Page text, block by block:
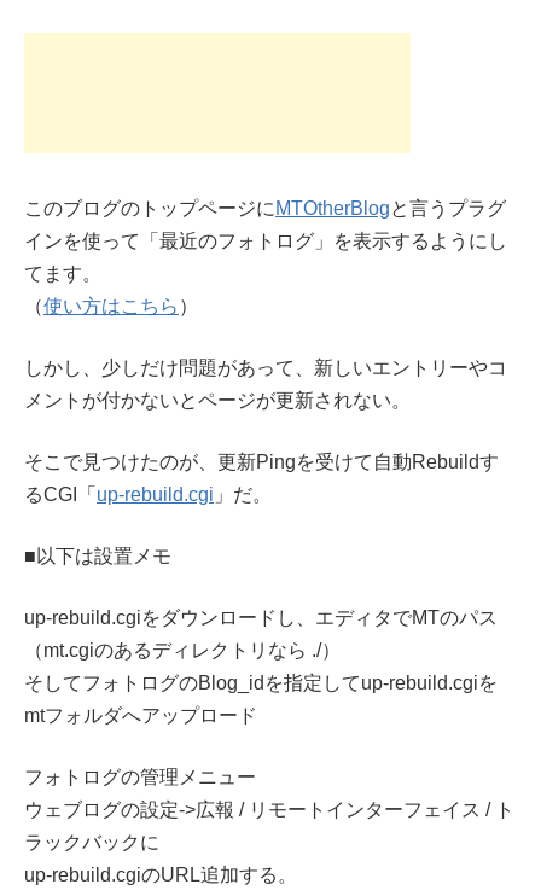
このブログのトップページに MTOtherBlogと言うプラグ
インを使って「最近のフォトログ」を表示するようにし
てます。
（使い方はこちら ）
しかし、少しだけ問題があって、新しいエントリーやコ
メントが付かないとページが更新されない。
そこで見つけたのが、更新Pingを受けて自動Rebuildす
るCGI「 up-rebuild.cgi 」だ。
■以下は設置メモ
up-rebuild.cgiをダウンロードし、エディタでMTのパス
（mt.cgiのあるディレクトリなら ./）
そしてフォトログのBlog_idを指定してup-rebuild.cgiを
mtフォルダへアップロード
フォトログの管理メニュー
ウェブログの設定->広報 / リモートインターフェイス / ト
ラックバックに
up-rebuild.cgiのURL追加する。